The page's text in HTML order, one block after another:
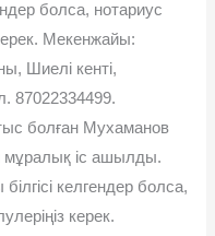
болса, нотариус
Мекенжайы:
Шиелі кенті,
87022334499.
болған Мухаманов
мұралық іс ашылды.
келгендер болса,
керек.